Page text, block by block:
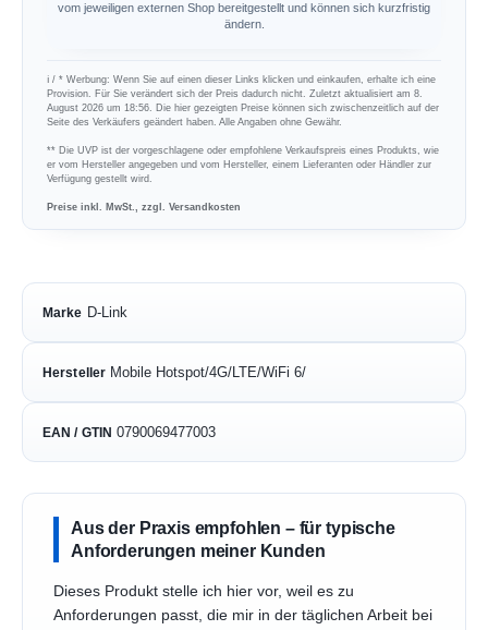
vom jeweiligen externen Shop bereitgestellt und können sich kurzfristig
ändern.
ℹ︎ / * Werbung: Wenn Sie auf einen dieser Links klicken und einkaufen, erhalte ich eine
Provision. Für Sie verändert sich der Preis dadurch nicht. Zuletzt aktualisiert am 8.
August 2026 um 18:56. Die hier gezeigten Preise können sich zwischenzeitlich auf der
Seite des Verkäufers geändert haben. Alle Angaben ohne Gewähr.
** Die UVP ist der vorgeschlagene oder empfohlene Verkaufspreis eines Produkts, wie
er vom Hersteller angegeben und vom Hersteller, einem Lieferanten oder Händler zur
Verfügung gestellt wird.
Preise inkl. MwSt., zzgl. Versandkosten
Marke D-Link
Hersteller Mobile Hotspot/4G/LTE/WiFi 6/
EAN / GTIN 0790069477003
Aus der Praxis empfohlen – für typische
Anforderungen meiner Kunden
Dieses Produkt stelle ich hier vor, weil es zu
Anforderungen passt, die mir in der täglichen Arbeit bei